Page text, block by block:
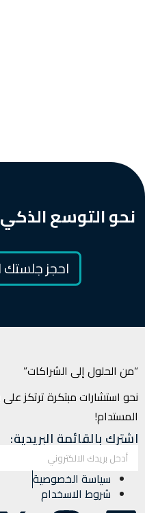
نحو التوسع
احجز جلستك
“من الحلول إلى الشراكات”
نحو استشارات مبتكرة ترتكز على
المستدام!
اشترك بالقائمة البريدية:
سياسة الخصوصية
شروط الاسخدام